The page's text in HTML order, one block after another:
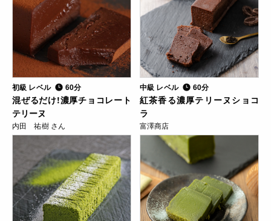
初級 レベル 60分
混ぜるだけ!濃厚チョコレート
テリーヌ
内田 祐樹 さん
中級 レベル 60分
紅茶香る濃厚テリーヌショコ
ラ
富澤商店